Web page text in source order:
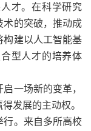
才。在科学研究
术的突破，推动成
构建以人工智能基
型人才的培养体
一场新的变革，
发展的主动权。
行。来自多所高校